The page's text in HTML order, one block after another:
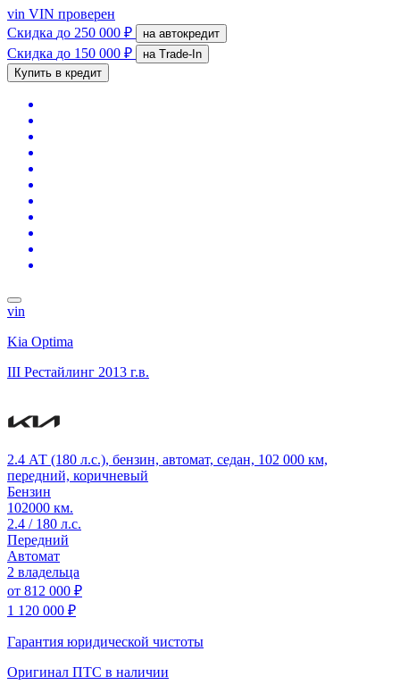
vin VIN проверен
Скидка до 250 000 ₽ на автокредит
Скидка до 150 000 ₽
на Trade-In
Купить в кредит
vin
Kia Optima
III Рестайлинг 2013 г.в.
2.4 АТ (180 л.с.), бензин, автомат, седан, 102 000 км,
передний, коричневый
Бензин
102000 км.
2.4 / 180 л.с.
Передний
Автомат
2 владельца
от 812 000 ₽
1 120 000 ₽
Гарантия юридической чистоты
Оригинал ПТС в наличии